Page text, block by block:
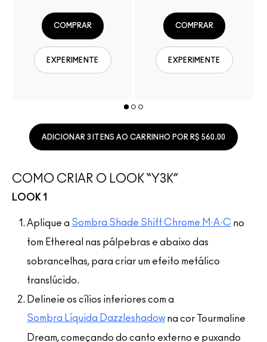
COMPRAR
EXPERIMENTE
COMPRAR
EXPERIMENTE
ADICIONAR 3 ITENS AO CARRINHO POR R$ 560.00
COMO CRIAR O LOOK “Y3K”
LOOK 1
Aplique a Sombra Shade Shift Chrome M·A·C no
tom Ethereal nas pálpebras e abaixo das
sobrancelhas, para criar um efeito metálico
translúcido.
Delineie os cílios inferiores com a
Sombra Líquida Dazzleshadowna cor Tourmaline
Dream, começando do canto externo e puxando